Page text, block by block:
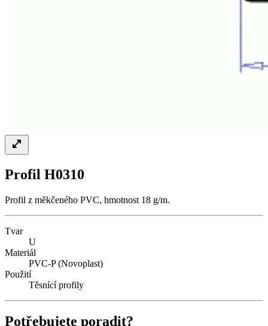
Profil H0310
Profil z měkčeného PVC, hmotnost 18 g/m.
Tvar
U
Materiál
PVC-P (Novoplast)
Použití
Těsnící profily
Potřebujete poradit?